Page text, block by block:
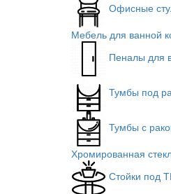
Офисные
Мебель для ванной
Пеналы для
Тумбы под
Тумбы с
Хромированная
Стойки под